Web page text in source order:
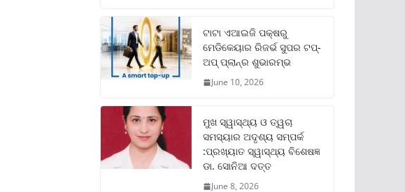
ଟାଟା ଏଆଇଜି ପକ୍ଷରୁ
ମେଡିକେୟାର ରିଜର୍ଭ ସୁପର ଟପ୍‌-
ଅପ୍ ପ୍ଲାନ୍‌ର ଶୁଭାରମ୍ଭ
June 10, 2026
ମୁଖ ସ୍ୱାସ୍ଥ୍ୟ ଓ ତ୍ୱଚା
ସମସ୍ୟାର ଅଦୃଶ୍ୟ ସମ୍ପର୍କ
:ପ୍ରଖ୍ୟାତ ସ୍ୱାସ୍ଥ୍ୟ ବିଶେଷଜ୍ଞ
ଡା. ସୋନିଆ ଦତ୍ତ
June 8, 2026